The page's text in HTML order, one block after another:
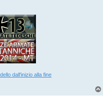
dall'inizio alla fine